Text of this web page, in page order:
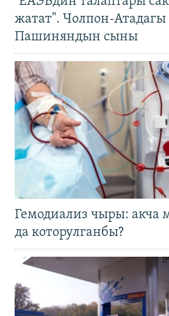
жатат". Чолпон-
Пашиняндын сыны
Гемодиализ чыры: акча
да которулганбы?